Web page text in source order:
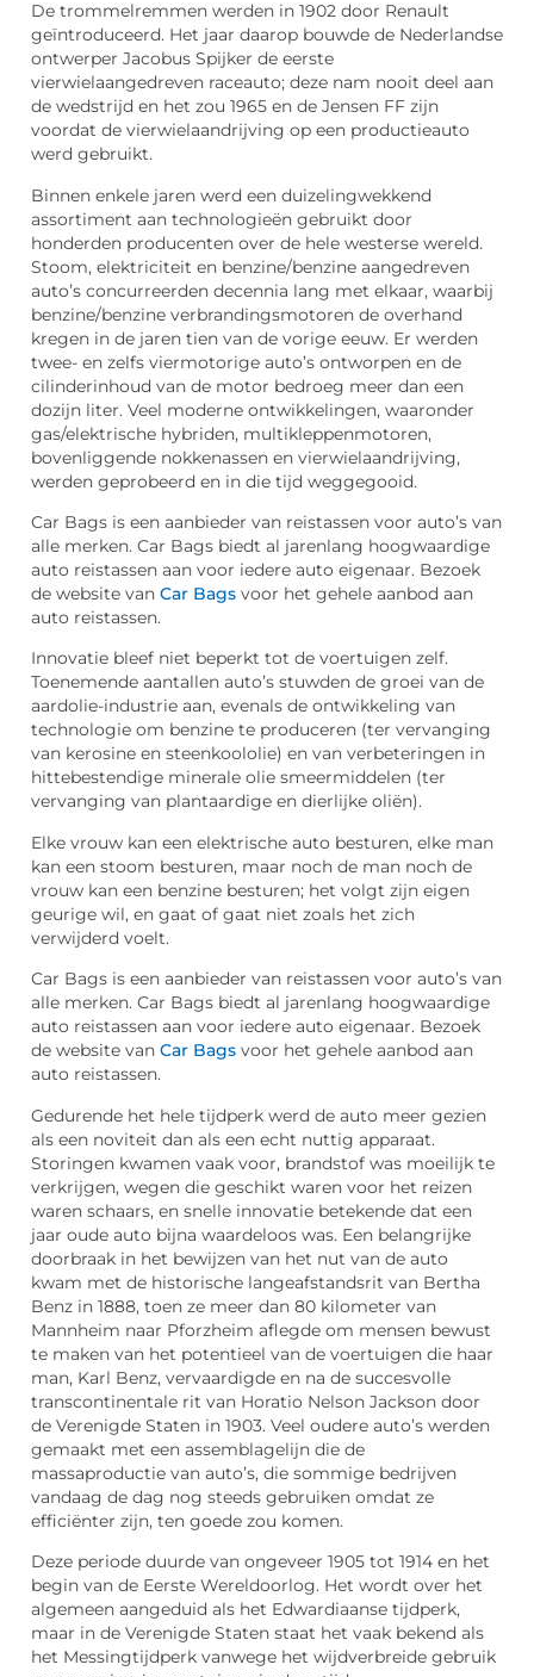
De trommelremmen werden in 1902 door Renault
geïntroduceerd. Het jaar daarop bouwde de Nederlandse
ontwerper Jacobus Spijker de eerste
vierwielaangedreven raceauto; deze nam nooit deel aan
de wedstrijd en het zou 1965 en de Jensen FF zijn
voordat de vierwielaandrijving op een productieauto
werd gebruikt.
Binnen enkele jaren werd een duizelingwekkend
assortiment aan technologieën gebruikt door
honderden producenten over de hele westerse wereld.
Stoom, elektriciteit en benzine/benzine aangedreven
auto’s concurreerden decennia lang met elkaar, waarbij
benzine/benzine verbrandingsmotoren de overhand
kregen in de jaren tien van de vorige eeuw. Er werden
twee- en zelfs viermotorige auto’s ontworpen en de
cilinderinhoud van de motor bedroeg meer dan een
dozijn liter. Veel moderne ontwikkelingen, waaronder
gas/elektrische hybriden, multikleppenmotoren,
bovenliggende nokkenassen en vierwielaandrijving,
werden geprobeerd en in die tijd weggegooid.
Car Bags is een aanbieder van reistassen voor auto’s van
alle merken. Car Bags biedt al jarenlang hoogwaardige
auto reistassen aan voor iedere auto eigenaar. Bezoek
de website van Car Bags voor het gehele aanbod aan
auto reistassen.
Innovatie bleef niet beperkt tot de voertuigen zelf.
Toenemende aantallen auto’s stuwden de groei van de
aardolie-industrie aan, evenals de ontwikkeling van
technologie om benzine te produceren (ter vervanging
van kerosine en steenkoololie) en van verbeteringen in
hittebestendige minerale olie smeermiddelen (ter
vervanging van plantaardige en dierlijke oliën).
Elke vrouw kan een elektrische auto besturen, elke man
kan een stoom besturen, maar noch de man noch de
vrouw kan een benzine besturen; het volgt zijn eigen
geurige wil, en gaat of gaat niet zoals het zich
verwijderd voelt.
Car Bags is een aanbieder van reistassen voor auto’s van
alle merken. Car Bags biedt al jarenlang hoogwaardige
auto reistassen aan voor iedere auto eigenaar. Bezoek
de website van Car Bags voor het gehele aanbod aan
auto reistassen.
Gedurende het hele tijdperk werd de auto meer gezien
als een noviteit dan als een echt nuttig apparaat.
Storingen kwamen vaak voor, brandstof was moeilijk te
verkrijgen, wegen die geschikt waren voor het reizen
waren schaars, en snelle innovatie betekende dat een
jaar oude auto bijna waardeloos was. Een belangrijke
doorbraak in het bewijzen van het nut van de auto
kwam met de historische langeafstandsrit van Bertha
Benz in 1888, toen ze meer dan 80 kilometer van
Mannheim naar Pforzheim aflegde om mensen bewust
te maken van het potentieel van de voertuigen die haar
man, Karl Benz, vervaardigde en na de succesvolle
transcontinentale rit van Horatio Nelson Jackson door
de Verenigde Staten in 1903. Veel oudere auto’s werden
gemaakt met een assemblagelijn die de
massaproductie van auto’s, die sommige bedrijven
vandaag de dag nog steeds gebruiken omdat ze
efficiënter zijn, ten goede zou komen.
Deze periode duurde van ongeveer 1905 tot 1914 en het
begin van de Eerste Wereldoorlog. Het wordt over het
algemeen aangeduid als het Edwardiaanse tijdperk,
maar in de Verenigde Staten staat het vaak bekend als
het Messingtijdperk vanwege het wijdverbreide gebruik